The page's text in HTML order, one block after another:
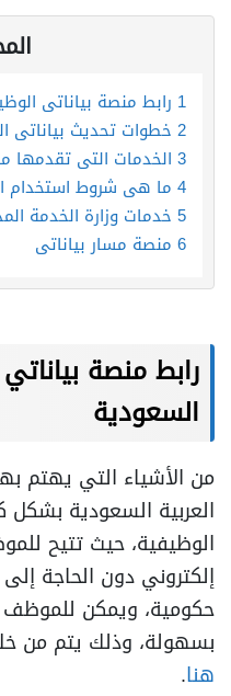
1 رابط منصة بياناتي
2 خطوات تحديث بياناتي
3 الخدمات التي تقدمها
4 ما هي شروط استخدام
5 خدمات وزارة الخدمة
6 منصة مسار بياناتي
رابط منصة
السعودية
من الأشياء التي يهتم
العربية السعودية
الوظيفية، حيث تتيح
إلكتروني دون الحاجة
حكومية، ويمكن للموظف
بسهولة، وذلك يتم من
هنا.